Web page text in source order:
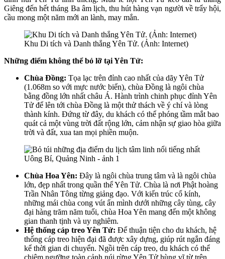
Giêng đến hết tháng Ba âm lịch, thu hút hàng vạn người về trẩy hội,
cầu mong một năm mới an lành, may mắn.
Khu Di tích và Danh thắng Yên Tử. (Ảnh: Internet)
Những điểm không thể bỏ lỡ tại Yên Tử:
Chùa Đồng: Tọa lạc trên đỉnh cao nhất của dãy Yên Tử
(1.068m so với mực nước biển), chùa Đồng là ngôi chùa
bằng đồng lớn nhất châu Á. Hành trình chinh phục đỉnh Yên
Tử để lên tới chùa Đồng là một thử thách về ý chí và lòng
thành kính. Đứng từ đây, du khách có thể phóng tầm mắt bao
quát cả một vùng trời đất rộng lớn, cảm nhận sự giao hòa giữa
trời và đất, xua tan mọi phiền muộn.
Chùa Hoa Yên: Đây là ngôi chùa trung tâm và là ngôi chùa
lớn, đẹp nhất trong quần thể Yên Tử. Chùa là nơi Phật hoàng
Trần Nhân Tông từng giảng đạo. Với kiến trúc cổ kính,
những mái chùa cong vút ẩn mình dưới những cây tùng, cây
đại hàng trăm năm tuổi, chùa Hoa Yên mang đến một không
gian thanh tịnh và uy nghiêm.
Hệ thống cáp treo Yên Tử: Để thuận tiện cho du khách, hệ
thống cáp treo hiện đại đã được xây dựng, giúp rút ngắn đáng
kể thời gian di chuyển. Ngồi trên cáp treo, du khách có thể
chiêm ngưỡng toàn cảnh núi rừng Yên Tử hùng vĩ từ trên